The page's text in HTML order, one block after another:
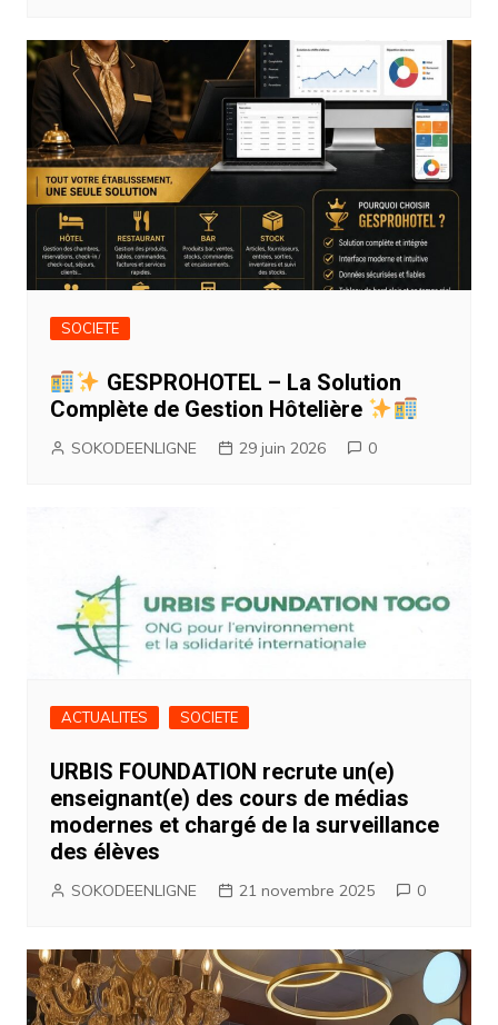
SOCIETE
GESPROHOTEL – La Solution
Complète de Gestion Hôtelière
SOKODEENLIGNE 29 juin 2026 0
ACTUALITES SOCIETE
URBIS FOUNDATION recrute un(e)
enseignant(e) des cours de médias
modernes et chargé de la surveillance
des élèves
SOKODEENLIGNE 21 novembre 2025 0